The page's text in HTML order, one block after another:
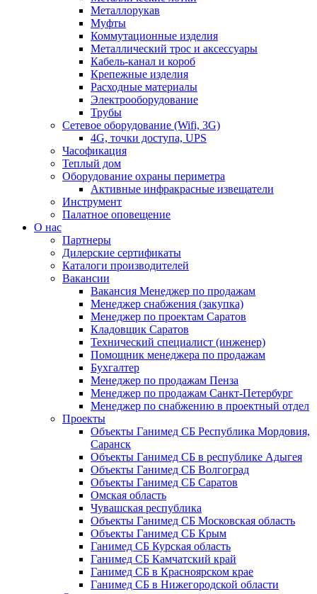
Металлорукав
Муфты
Коммутационные изделия
Металлический трос и аксессуары
Кабель-канал и короб
Крепежные изделия
Расходные материалы
Электрооборудование
Трубы
Сетевое оборудование (Wifi, 3G)
4G, точки доступа, UPS
Часофикация
Теплый дом
Оборудование охраны периметра
Активные инфракрасные извещатели
Инструмент
Палатное оповещение
О нас
Партнеры
Дилерские сертификаты
Каталоги производителей
Вакансии
Вакансия Менеджер по продажам
Менеджер снабжения (закупка)
Менеджер по проектам Саратов
Кладовщик Саратов
Технический специалист (инженер)
Помощник менеджера по продажам
Бухгалтер
Менеджер по продажам Пенза
Менеджер по продажам Санкт-Петербург
Менеджер по снабжению в проектный отдел
Проекты
Объекты Ганимед СБ Республика Мордовия,
Саранск
Объекты Ганимед СБ в республике Адыгея
Объекты Ганимед СБ Волгоград
Объекты Ганимед СБ Саратов
Омская область
Чувашская республика
Объекты Ганимед СБ Московская область
Объекты Ганимед СБ Крым
Ганимед СБ Курская область
Ганимед СБ Камчатский край
Ганимед СБ в Красноярском крае
Ганимед СБ в Нижегородской области